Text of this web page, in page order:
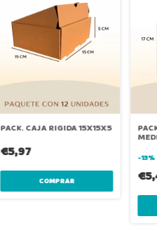
PACK. CAJA RIGIDA 15X15X5
€5,97
COMPRAR
-13%